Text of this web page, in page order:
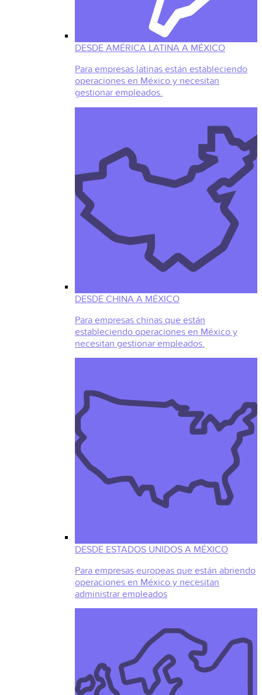
DESDE AMÉRICA LATINA A MÉXICO
Para empresas latinas están estableciendo
operaciones en México y necesitan
gestionar empleados.
DESDE CHINA A MÉXICO
Para empresas chinas que están
estableciendo operaciones en México y
necesitan gestionar empleados.
DESDE ESTADOS UNIDOS A MÉXICO
Para empresas europeas que están abriendo
operaciones en México y necesitan
administrar empleados